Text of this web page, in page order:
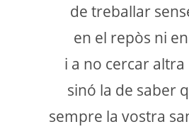
de treballar
en el repòs ni
i a no cercar
sinó la de saber
sempre la vostra